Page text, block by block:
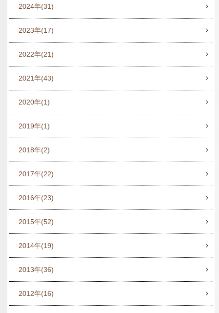
2024年(31)
2023年(17)
2022年(21)
2021年(43)
2020年(1)
2019年(1)
2018年(2)
2017年(22)
2016年(23)
2015年(52)
2014年(19)
2013年(36)
2012年(16)